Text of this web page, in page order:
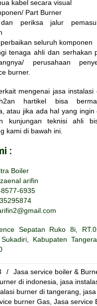
kabel secara visual
Part Burner
dan periksa jalur
seluruh komponen
tenaga ahli dan serhakan
perusahaan
burner.
mengenai jasa instalasi
hartikel bisa
atau jika ada hal yang ingin
kunjungan teknisi ahli
kami di bawah ini.
:
Boiler
arifin
6935
Sepatan Ruko 8i,
Kabupaten
/ Jasa service boiler &
di indonesia
jasa
burner di tangerang
burner Gas Jasa service